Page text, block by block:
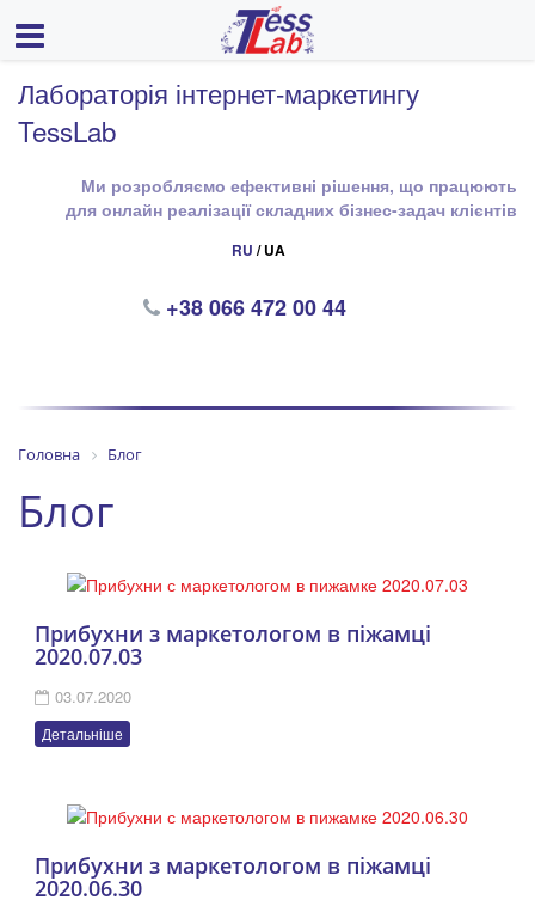
Лабораторія інтернет-маркетингу
TessLab
Ми розробляємо ефективні рішення, що працюють
для онлайн реалізації складних бізнес-задач клієнтів
RU / UA
+38 066 472 00 44
Головна Блог
Блог
Прибухни з маркетологом в піжамці
2020.07.03
03.07.2020
Детальніше
Прибухни з маркетологом в піжамці
2020.06.30